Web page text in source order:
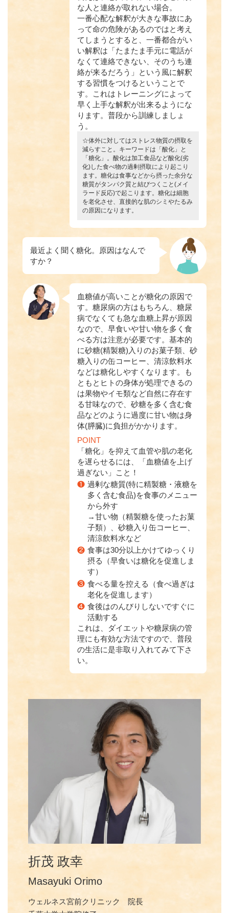
な人と連絡が取れない場合。
一番心配な解釈が大きな事故にあ
って命の危険があるのではと考え
てしまうとすると、一番都合がい
い解釈は「たまたま手元に電話が
なくて連絡できない、そのうち連
絡が来るだろう」という風に解釈
する習慣をつけるということで
す。これはトレーニングによって
早く上手な解釈が出来るようにな
ります。普段から訓練しましょ
う。
☆体外に対してはストレス物質の摂取を
減らすこと。キーワードは「酸化」と
「糖化」。酸化は加工食品など酸化(劣
化)した食べ物の過剰摂取により起こり
ます。糖化は食事などから摂った余分な
糖質がタンパク質と結びつくこと(メイ
ラード反応)で起こります。糖化は細胞
を老化させ、直接的な肌のシミやたるみ
の原因になります。
最近よく聞く糖化。原因はなんで
すか？
血糖値が高いことが糖化の原因で
す。糖尿病の方はもちろん、糖尿
病でなくても急な血糖上昇が原因
なので、早食いや甘い物を多く食
べる方は注意が必要です。基本的
に砂糖(精製糖)入りのお菓子類、砂
糖入りの缶コーヒー、清涼飲料水
などは糖化しやすくなります。も
ともとヒトの身体が処理できるの
は果物やイモ類など自然に存在す
る甘味なので、砂糖を多く含む食
品などのように過度に甘い物は身
体(膵臓)に負担がかかります。
POINT
「糖化」を抑えて血管や肌の老化
を遅らせるには、「血糖値を上げ
過ぎない」こと！
❶ 過剰な糖質(特に精製糖・液糖を
多く含む食品)を食事のメニュー
から外す
→甘い物（精製糖を使ったお菓
子類）、砂糖入り缶コーヒー、
清涼飲料水など
❷ 食事は30分以上かけてゆっくり
摂る（早食いは糖化を促進しま
す）
❸ 食べる量を控える（食べ過ぎは
老化を促進します）
❹ 食後はのんびりしないですぐに
活動する
これは、ダイエットや糖尿病の管
理にも有効な方法ですので、普段
の生活に是非取り入れてみて下さ
い。
折茂 政幸
Masayuki Orimo
ウェルネス宮前クリニック 院長